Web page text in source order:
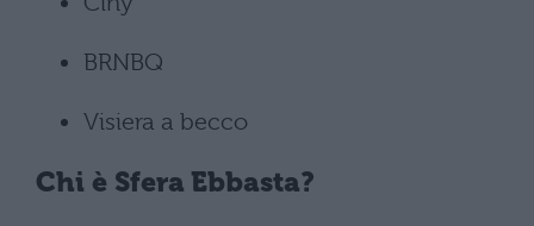
BRNBQ
Visiera a becco
Chi è Sfera Ebbasta?